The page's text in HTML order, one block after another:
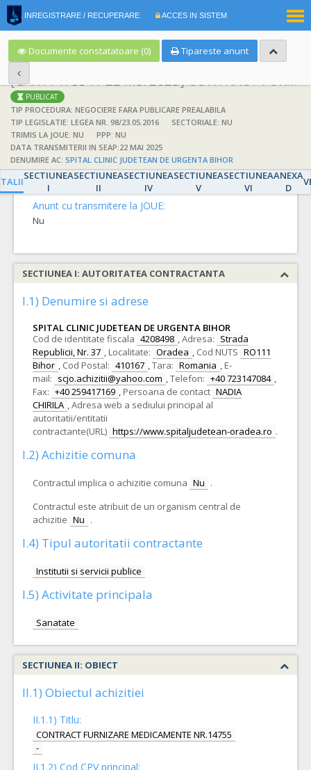
INREGISTRARE / RECUPERARE ACCES IN SISTEM
Documente constatatoare (0) Tipareste anunt
[CAN1147534 / 22 mai 2025]CONTRACT FURNIZARE MEDICAMENTE NR.14755
PUBLICAT
TIP PROCEDURA: NEGOCIERE FARA PUBLICARE PREALABILA
TIP LEGISLATIE: LEGEA NR. 98/23.05.2016
SECTORIALE: NU
TRIMIS LA JOUE: NU
PPP: NU
DATA TRANSMITERII IN SEAP:22 MAI 2025
DENUMIRE AC: SPITAL CLINIC JUDETEAN DE URGENTA BIHOR
SECTIUNEA
I
SECTIUNEA
II
SECTIUNEA
IV
SECTIUNEA
V
SECTIUNEA
VI
ANEXA
D
DETALII
Detalii
Anunt cu transmitere la JOUE:
Nu
SECTIUNEA I: AUTORITATEA CONTRACTANTA
I.1) Denumire si adrese
SPITAL CLINIC JUDETEAN DE URGENTA BIHOR
Cod de identitate fiscala 4208498 ,Adresa: Strada
Republicii, Nr. 37 , Localitate: Oradea , Cod NUTS RO111
Bihor , Cod Postal: 410167 ,Tara: Romania , E-
mail: scjo.achizitii@yahoo.com ,Telefon: +40 723147084 ,
Fax: +40 259417169 , Persoana de contact NADIA
CHIRILA ,Adresa web a sediului principal al
autoritatii/entitatii
contractante(URL) https://www.spitaljudetean-oradea.ro .
I.2) Achizitie comuna
Contractul implica o achizitie comuna Nu .
Contractul este atribuit de un organism central de
achizitie Nu .
I.4) Tipul autoritatii contractante
Institutii si servicii publice
I.5) Activitate principala
Sanatate
SECTIUNEA II: OBIECT
II.1) Obiectul achizitiei
II.1.1) Titlu:
CONTRACT FURNIZARE MEDICAMENTE NR.14755
-
II.1.2) Cod CPV principal: